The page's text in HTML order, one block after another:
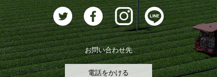
お問い合わせ先
電話をかける